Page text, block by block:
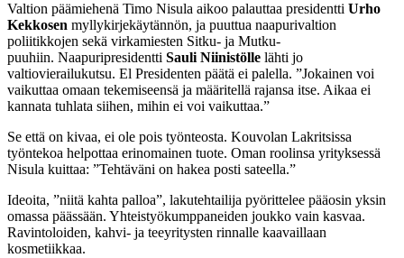
Valtion päämiehenä Timo Nisula aikoo palauttaa presidentti Urho
Kekkosen myllykirjekäytännön, ja puuttua naapurivaltion
poliitikkojen sekä virkamiesten Sitku- ja Mutku-
puuhiin. Naapuripresidentti Sauli Niinistölle lähti jo
valtiovierailukutsu. El Presidenten päätä ei palella. ”Jokainen voi
vaikuttaa omaan tekemiseensä ja määritellä rajansa itse. Aikaa ei
kannata tuhlata siihen, mihin ei voi vaikuttaa.”
Se että on kivaa, ei ole pois työnteosta. Kouvolan Lakritsissa
työntekoa helpottaa erinomainen tuote. Oman roolinsa yrityksessä
Nisula kuittaa: ”Tehtäväni on hakea posti sateella.”
Ideoita, ”niitä kahta palloa”, lakutehtailija pyörittelee pääosin yksin
omassa päässään. Yhteistyökumppaneiden joukko vain kasvaa.
Ravintoloiden, kahvi- ja teeyritysten rinnalle kaavaillaan
kosmetiikkaa.